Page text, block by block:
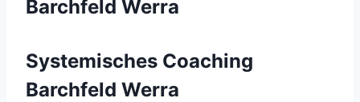
Barchfeld Werra
Systemisches Coaching
Barchfeld Werra